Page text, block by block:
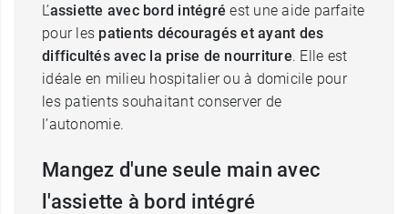
L’assiette avec bord intégré est une aide parfaite
pour les patients découragés et ayant des
difficultés avec la prise de nourriture. Elle est
idéale en milieu hospitalier ou à domicile pour
les patients souhaitant conserver de
l’autonomie.
Mangez d'une seule main avec
l'assiette à bord intégré